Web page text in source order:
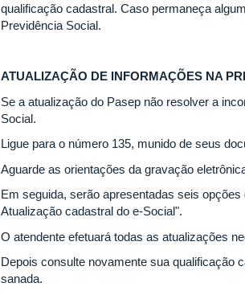
qualificação cadastral. Caso permaneça
Previdência Social.
ATUALIZAÇÃO DE INFORMAÇÕES NA
Se a atualização do Pasep não resolver a
Social.
Ligue para o número 135, munido de seus
Aguarde as orientações da gravação
Em seguida, serão apresentadas seis
Atualização cadastral do e-Social".
O atendente efetuará todas as atualizações
Depois consulte novamente sua qualificação
sanada.